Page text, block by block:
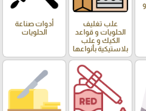
علب تغليف
الحلويات و قواعد
الكيك و علب
بلاستيكية بأنواعها
أدوات صناعة
الحلويات